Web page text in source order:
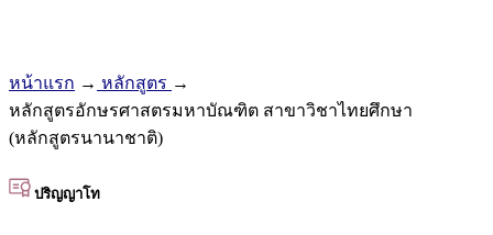
หน้าแรก → หลักสูตร →
หลักสูตรอักษรศาสตรมหาบัณฑิต สาขาวิชาไทยศึกษา
(หลักสูตรนานาชาติ)
ปริญญาโท